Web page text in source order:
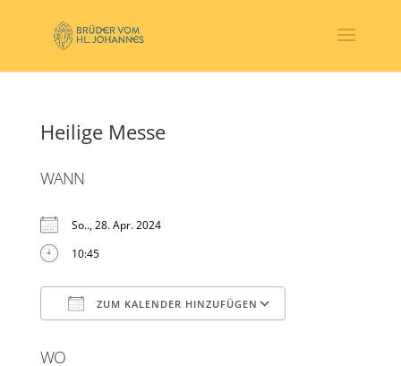
Heilige Messe
WANN
So.., 28. Apr. 2024
10:45
ZUM KALENDER HINZUFÜGEN
WO